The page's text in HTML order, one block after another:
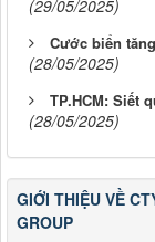
(29/05/2025)
Cước biển
(28/05/2025)
TP.HCM: Siết
(28/05/2025)
GIỚI THIỆU VỀ
GROUP